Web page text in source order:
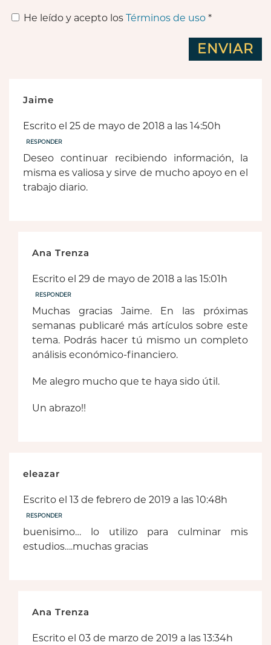
He leído y acepto los Términos de uso *
Jaime
Escrito el 25 de mayo de 2018 a las 14:50h
RESPONDER
Deseo continuar recibiendo información, la
misma es valiosa y sirve de mucho apoyo en el
trabajo diario.
Ana Trenza
Escrito el 29 de mayo de 2018 a las 15:01h
RESPONDER
Muchas gracias Jaime. En las próximas
semanas publicaré más artículos sobre este
tema. Podrás hacer tú mismo un completo
análisis económico-financiero.
Me alegro mucho que te haya sido útil.
Un abrazo!!
eleazar
Escrito el 13 de febrero de 2019 a las 10:48h
RESPONDER
buenisimo… lo utilizo para culminar mis
estudios….muchas gracias
Ana Trenza
Escrito el 03 de marzo de 2019 a las 13:34h